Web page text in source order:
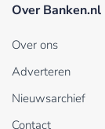
Over Banken.nl
Over ons
Adverteren
Nieuwsarchief
Contact